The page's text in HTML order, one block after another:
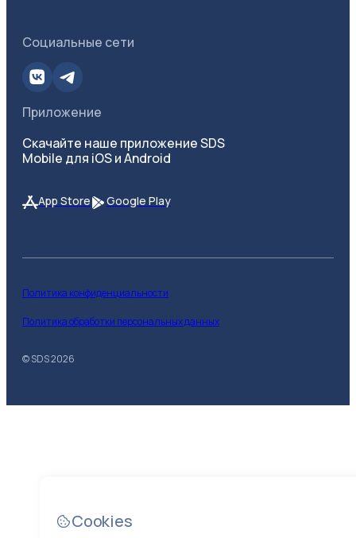
Социальные сети
Приложение
Скачайте наше приложение SDS
Mobile для iOS и Android
App Store Google Play
© SDS2026
Политика конфиденциальности
Политика обработки персональных данных
Cookies